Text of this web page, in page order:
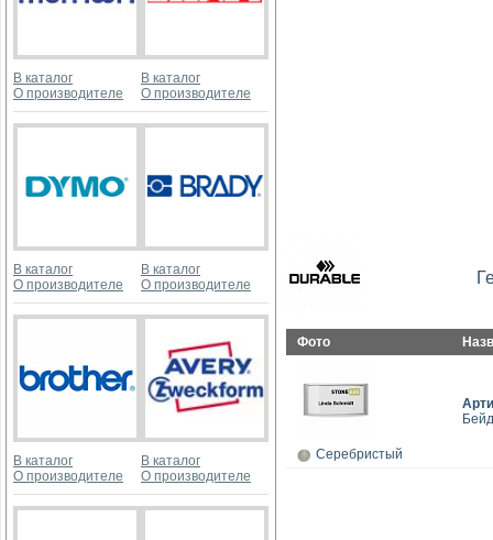
В каталог
О производителе
В каталог
О производителе
В каталог
О производителе
В каталог
О производителе
В каталог
О производителе
В каталог
О производителе
Фото
Серебристый